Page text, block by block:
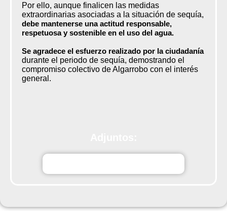
Por ello, aunque finalicen las medidas
extraordinarias asociadas a la situación de sequía,
debe mantenerse una actitud responsable,
respetuosa y sostenible en el uso del agua.
Se agradece el esfuerzo realizado por la ciudadanía
durante el periodo de sequía, demostrando el
compromiso colectivo de Algarrobo con el interés
general.